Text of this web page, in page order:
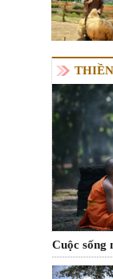
Cuộc sống